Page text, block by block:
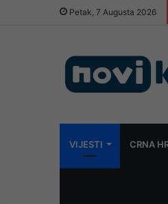
Petak, 7 Augusta 2026
VIJESTI CRNA